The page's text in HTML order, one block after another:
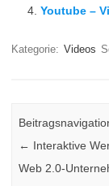
Youtube –
Kategorie: Videos
← Interaktive
Web 2.0-